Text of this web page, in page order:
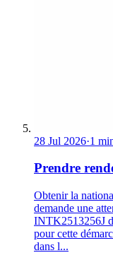
28 Jul 2026·1
Prendre
Obtenir la
demande une
INTK2513256J
pour cette
dans l...